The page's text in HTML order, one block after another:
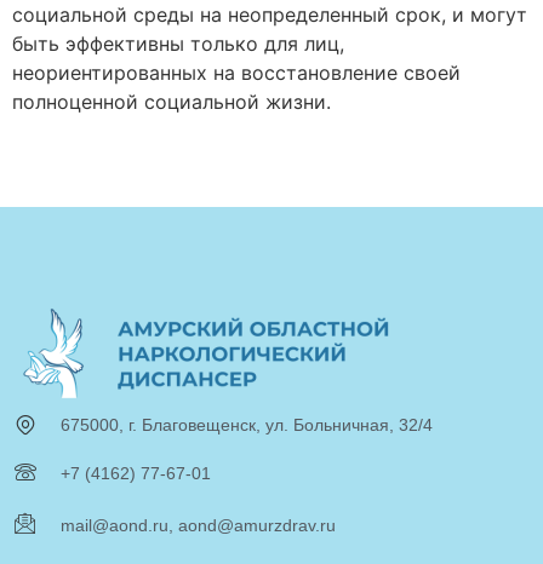
социальной среды на неопределенный срок, и могут
быть эффективны только для лиц,
неориентированных на восстановление своей
полноценной социальной жизни.
675000, г. Благовещенск, ул. Больничная, 32/4
+7 (4162) 77-67-01
mail@aond.ru, aond@amurzdrav.ru